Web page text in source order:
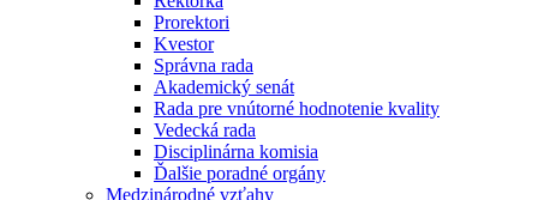
Prorektori
Kvestor
Správna rada
Akademický senát
Rada pre vnútorné hodnotenie kvality
Vedecká rada
Disciplinárna komisia
Ďalšie poradné orgány
Medzinárodné vzťahy